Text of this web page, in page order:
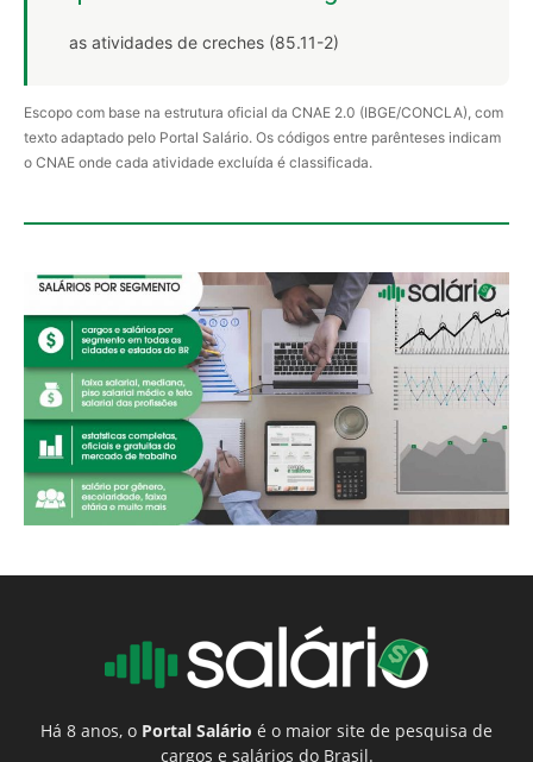
as atividades de creches (85.11-2)
Escopo com base na estrutura oficial da CNAE 2.0 (IBGE/CONCLA), com
texto adaptado pelo Portal Salário. Os códigos entre parênteses indicam
o CNAE onde cada atividade excluída é classificada.
Há 8 anos, o Portal Salário é o maior site de pesquisa de
cargos e salários do Brasil.